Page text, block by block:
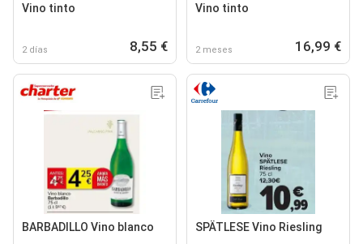
Vino tinto
2 días 8,55 €
Vino tinto
2 meses 16,99 €
BARBADILLO Vino blanco SPÄTLESE Vino Riesling